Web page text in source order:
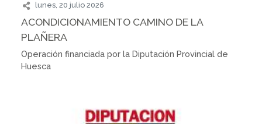
lunes, 20 julio 2026
ACONDICIONAMIENTO CAMINO DE LA
PLAÑERA
Operación financiada por la Diputación Provincial de
Huesca